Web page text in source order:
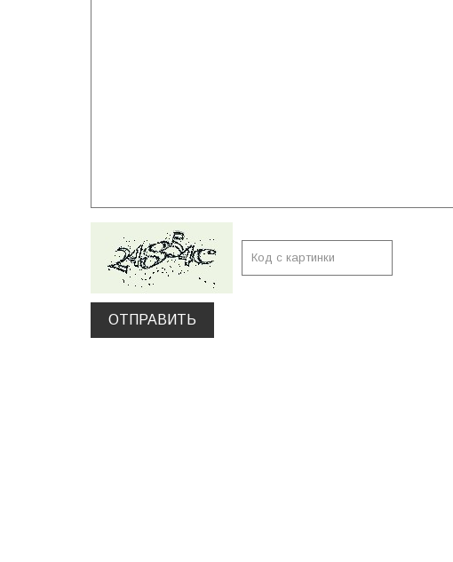
ОТПРАВИТЬ